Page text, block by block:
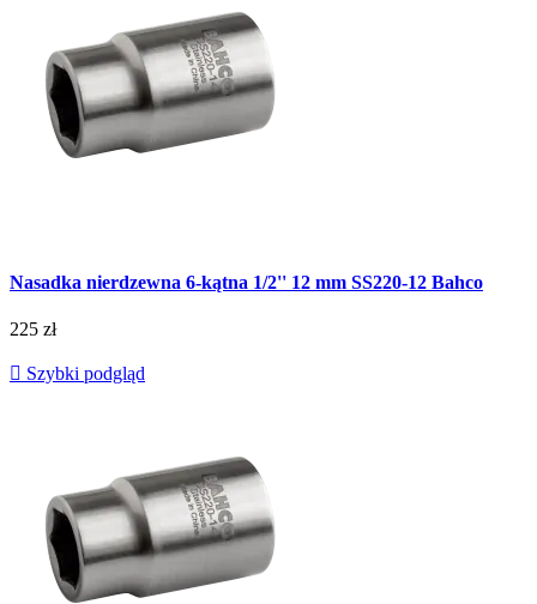
Nasadka nierdzewna 6-kątna 1/2'' 12 mm SS220-12 Bahco
225 zł
 Szybki podgląd